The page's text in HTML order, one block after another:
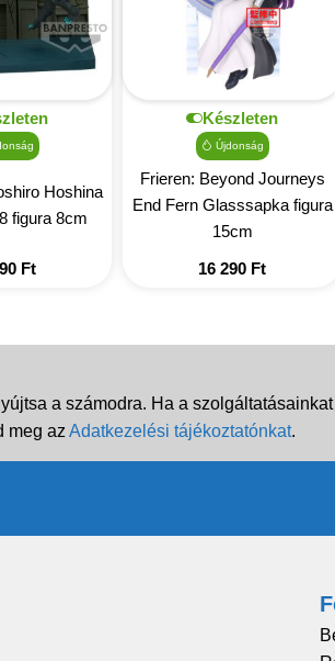
Hoshina
figura 8cm
Ft
Készleten
Újdonság
Frieren: Beyond Journeys
End Fern Glasssapka figura
15cm
16 290 Ft
a számodra. Ha a
meg az Adatkezelési tájékoztatónkat.